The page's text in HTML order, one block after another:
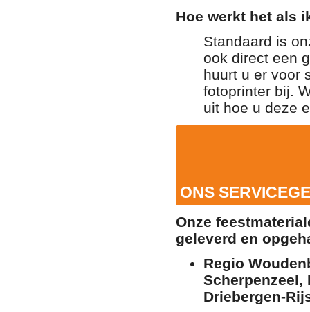
Hoe werkt het als
Standaard is
ook direct een
huurt u er voor
fotoprinter bij.
uit hoe u deze
ONS
Onze
geleverd en
Regio
Scherpenzeel,
Driebergen-